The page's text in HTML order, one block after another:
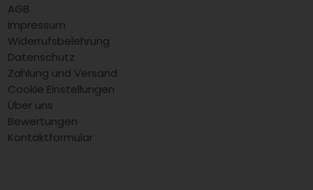
AGB
Impressum
Widerrufsbelehrung
Datenschutz
Zahlung und Versand
Cookie Einstellungen
Über uns
Bewertungen
Kontaktformular